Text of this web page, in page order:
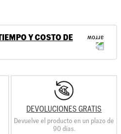
Y COSTO DE
DEVOLUCIONES GRATIS
Devuelve el producto en un plazo de
90 días.